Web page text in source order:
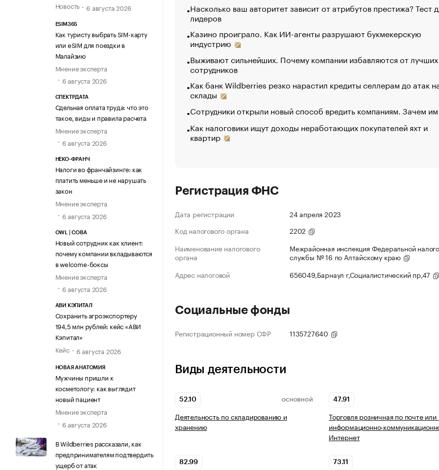
Новость
6 августа 2026
ESIM365
Как туристу выбрать SIM-карту
или eSIM для поездки в
Малайзию
Мнение эксперта
6 августа 2026
СПЕКТРДАТА
Сдельная оплата труда: что это
такое, виды и правила расчета
Мнение эксперта
6 августа 2026
НЕКО-ФРАНЧ
Налоги во франчайзинге: как
платить меньше и не нарушать
закон
Мнение эксперта
6 августа 2026
OWL | СОВА
Новый сотрудник как клиент:
почему компании вкладываются
в welcome-боксы
Мнение эксперта
6 августа 2026
АВИ КЭПИТАЛ
Сохранить агроэкспортеру
194,5 млн рублей: кейс «АВИ
Кэпитал»
Кейс
6 августа 2026
НОВАЯ АНАТОМИЯ
Мужчины пришли к
косметологу: как выглядит
новый пациент
Мнение эксперта
6 августа 2026
В Wildberries рассказали, как
предпринимателям подтвердить
ущерб от атак
Насколько ваш авторитет зависит от атрибутов престижа? Тест
лидеров
Казино проиграло. Как ИИ-агенты разрушают букмекерскую
индустрию
Выживают сильнейших. Почему компании избавляются от лучших
сотрудников
Как банк Wildberries резко нарастил кредиты селлерам до атак
склады
Сотрудники открыли новый способ вредить компаниям. Зачем
Как налоговики ищут доходы неработающих покупателей яхт и
квартир
Регистрация ФНС
Дата регистрации
24 апреля 2023
Код налогового органа
2202
Наименование налогового
органа
Межрайонная инспекция Федеральной
службы № 16 по Алтайскому краю
Адрес налоговой
656049,Барнаул г,Социалистический пр,47
Социальные фонды
Регистрационный номер СФР 1135727640
Виды деятельности
52.10 ОСНОВНОЙ
Деятельность по складированию и
хранению
47.91
Торговля розничная по почте или
информационно-
Интернет
82.99 73.11